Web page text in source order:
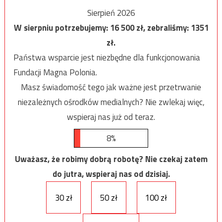
Sierpień 2026
W sierpniu potrzebujemy:16 500zł, zebraliśmy:1351
zł.
Państwa wsparcie jest niezbędne dla funkcjonowania
Fundacji Magna Polonia.
Masz świadomość tego jak ważne jest przetrwanie
niezależnych ośrodków medialnych? Nie zwlekaj więc,
wspieraj nas już od teraz.
8%
Uważasz, że robimy dobrą robotę? Nie czekaj zatem
do jutra, wspieraj nas od dzisiaj.
30 zł
50 zł 100 zł